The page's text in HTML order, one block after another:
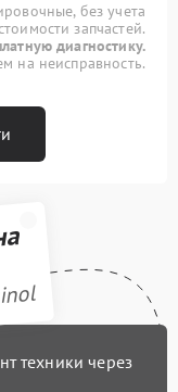
без учета
запчастей.
диагностику.
на неисправность.
техники через